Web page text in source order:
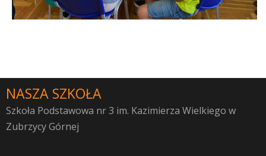
NASZA SZKOŁA
Szkoła Podstawowa nr 3 im. Kazimierza Wielkiego w
Zubrzycy Górnej